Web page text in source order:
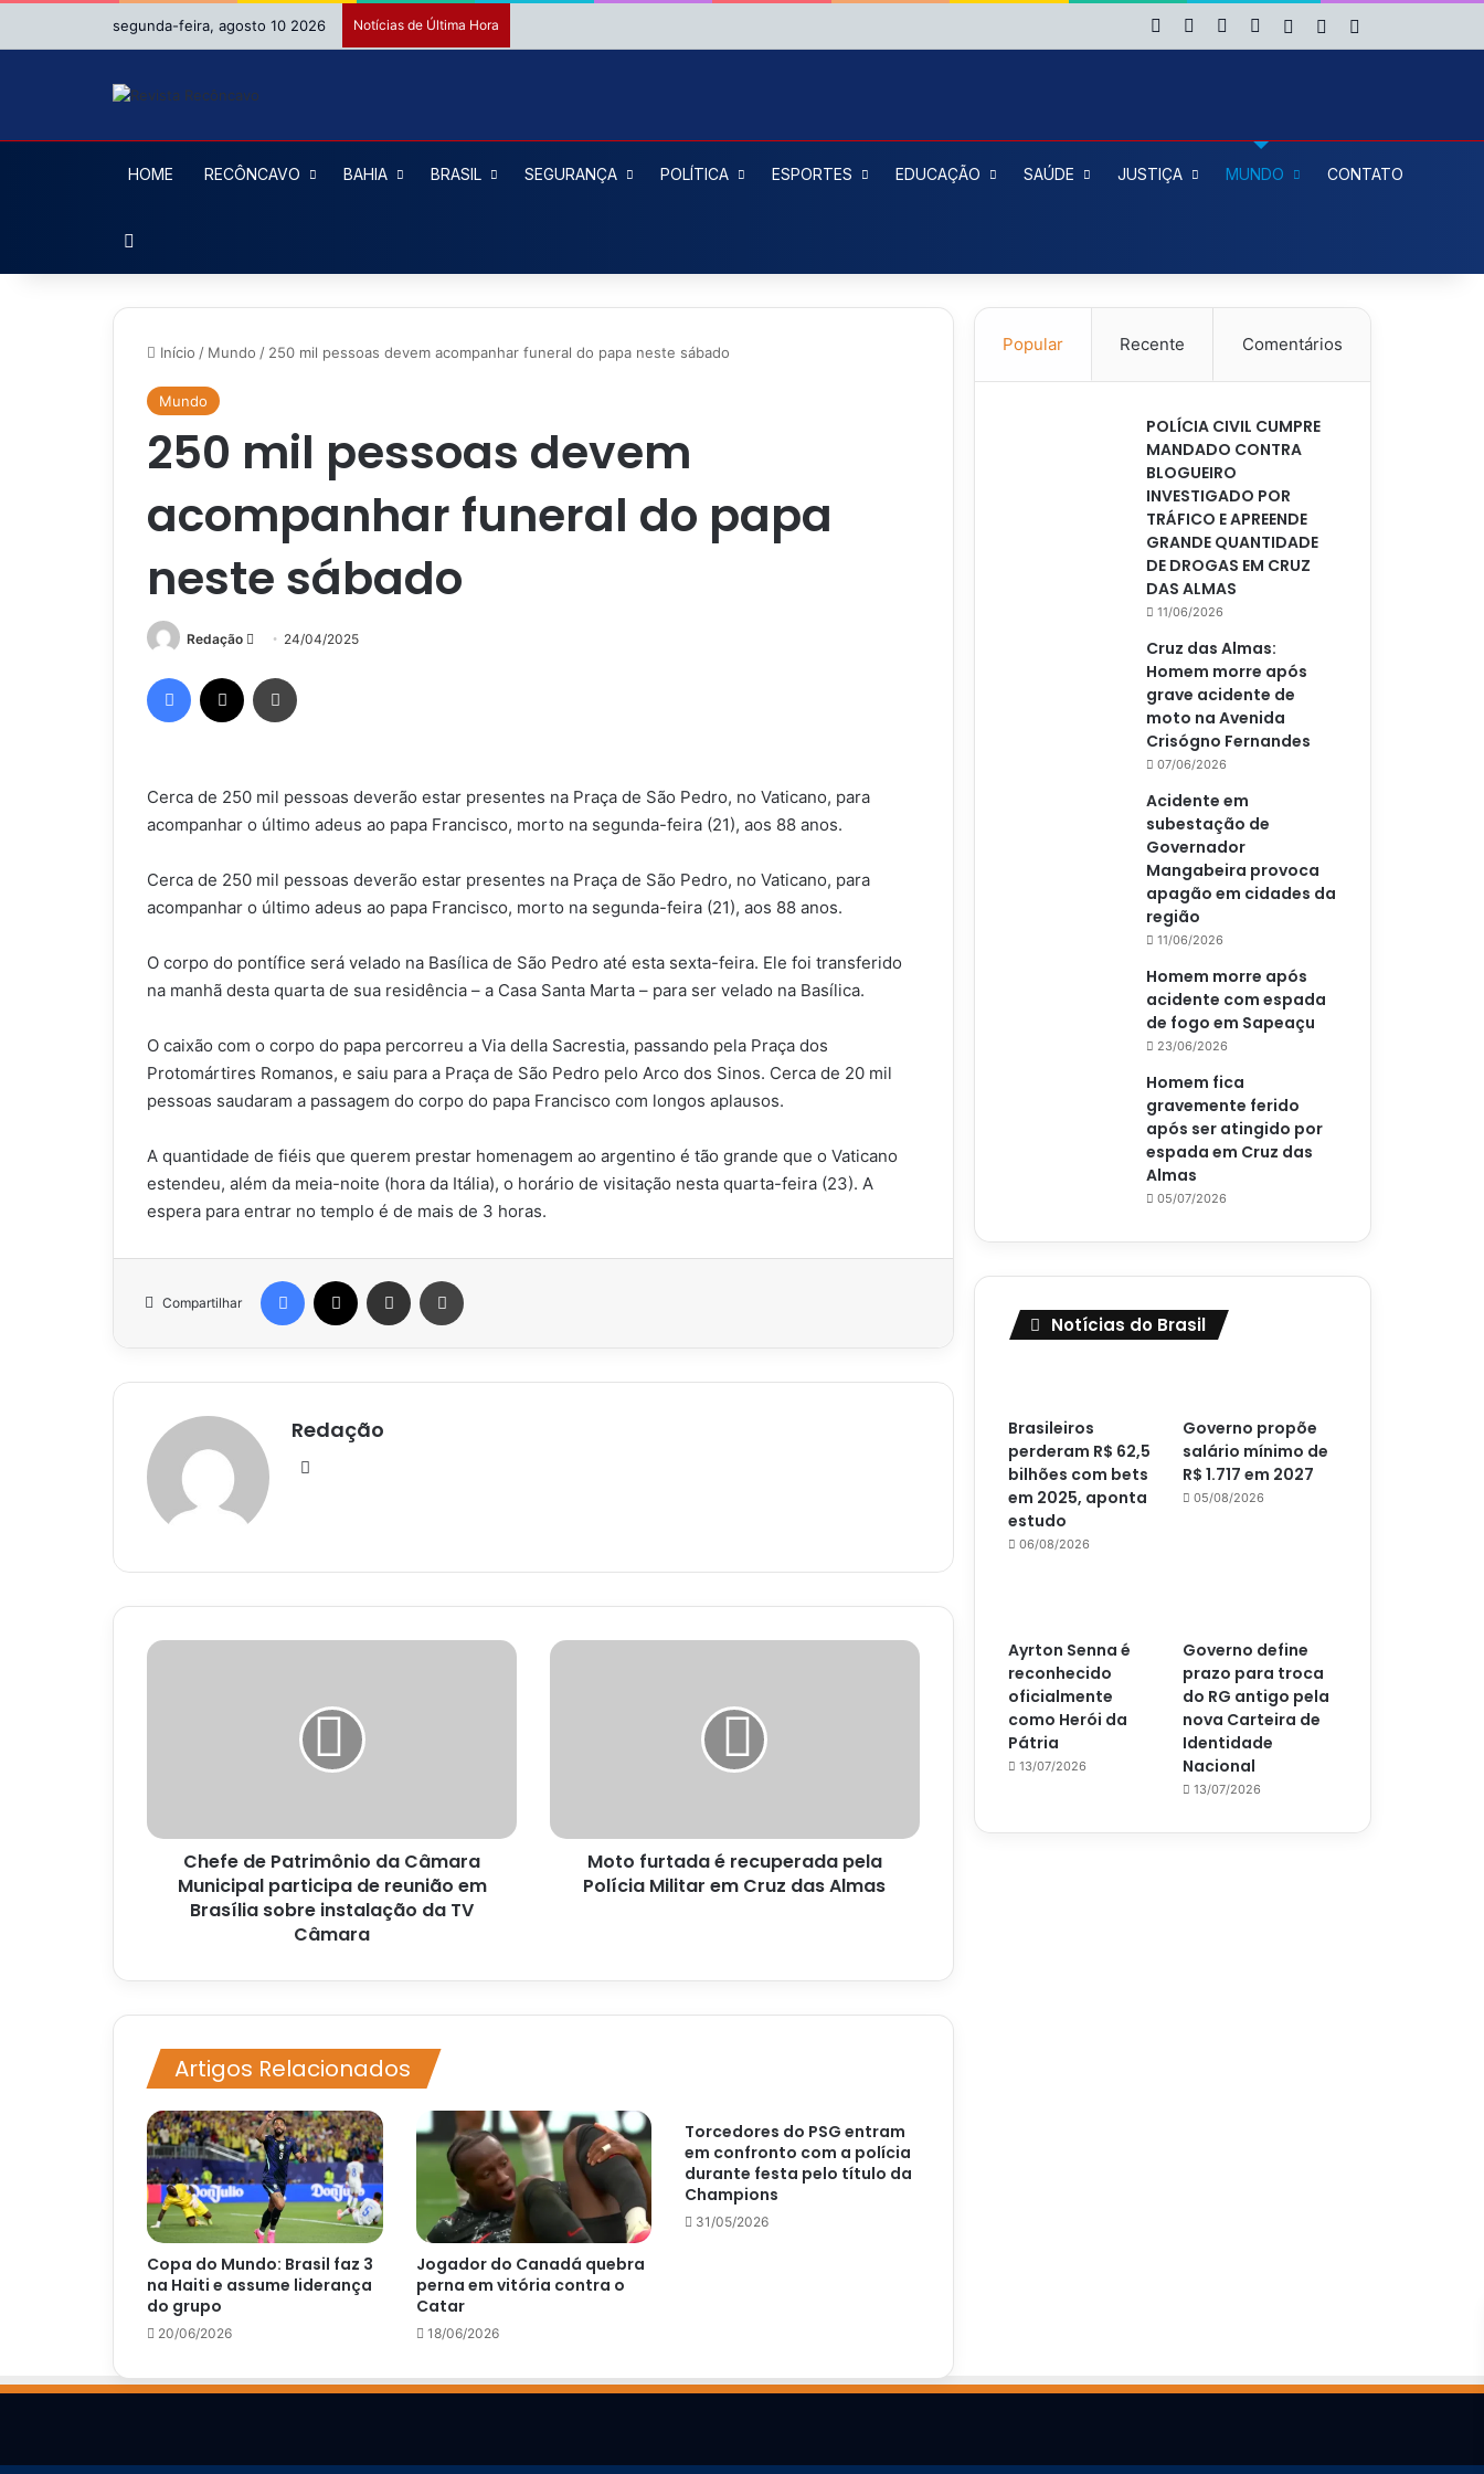
segunda-feira, agosto 10 2026 Notícias de Última Hora Facebook YouTubeInstagram
Entrar Artigo aleatório
HOME RECÔNCAVO BAHIA BRASIL SEGURANÇA POLÍTICA ESPORTES EDUCAÇÃO SAÚDE JUSTIÇA MUNDO CONTATO
Início / Mundo / 250 mil pessoas devem acompanhar funeral do papa neste sábado
Mundo
250 mil pessoas devem
acompanhar funeral do papa
neste sábado
Redação
Mande
e-
mail
24/04/2025
Facebook
Cerca de 250 mil pessoas deverão estar presentes na Praça de São Pedro, no Vaticano, para
acompanhar o último adeus ao papa Francisco, morto na segunda-feira (21), aos 88 anos.
Cerca de 250 mil pessoas deverão estar presentes na Praça de São Pedro, no Vaticano, para
acompanhar o último adeus ao papa Francisco, morto na segunda-feira (21), aos 88 anos.
O corpo do pontífice será velado na Basílica de São Pedro até esta sexta-feira. Ele foi transferido
na manhã desta quarta de sua residência – a Casa Santa Marta – para ser velado na Basílica.
O caixão com o corpo do papa percorreu a Via della Sacrestia, passando pela Praça dos
Protomártires Romanos, e saiu para a Praça de São Pedro pelo Arco dos Sinos. Cerca de 20 mil
pessoas saudaram a passagem do corpo do papa Francisco com longos aplausos.
A quantidade de fiéis que querem prestar homenagem ao argentino é tão grande que o Vaticano
estendeu, além da meia-noite (hora da Itália), o horário de visitação nesta quarta-feira (23). A
espera para entrar no templo é de mais de 3 horas.
Compartilhar
Facebook Compartilhar via e-mail
Redação
Chefe
reunião
Brasília
Chefe de Patrimônio da Câmara
Municipal participa de reunião em
Brasília sobre instalação da TV
Câmara
Moto
Cruz
Almas
Moto furtada é recuperada pela
Polícia Militar em Cruz das Almas
Artigos Relacionados
Copa do Mundo: Brasil faz 3
na Haiti e assume liderança
do grupo
20/06/2026
Jogador do Canadá quebra
perna em vitória contra o
Catar
18/06/2026
Torcedores do PSG entram
em confronto com a polícia
durante festa pelo título da
Champions
31/05/2026
Popular Recente Comentários
POLÍCIA CIVIL CUMPRE
MANDADO CONTRA
BLOGUEIRO
INVESTIGADO POR
TRÁFICO E APREENDE
GRANDE QUANTIDADE
DE DROGAS EM CRUZ
DAS ALMAS
11/06/2026
Cruz das Almas:
Homem morre após
grave acidente de
moto na Avenida
Crisógno Fernandes
07/06/2026
Acidente em
subestação de
Governador
Mangabeira provoca
apagão em cidades da
região
11/06/2026
Homem morre após
acidente com espada
de fogo em Sapeaçu
23/06/2026
Homem fica
gravemente ferido
após ser atingido por
espada em Cruz das
Almas
05/07/2026
Notícias do Brasil
Brasileiros
perderam R$ 62,5
bilhões com bets
em 2025, aponta
estudo
06/08/2026
Governo propõe
salário mínimo de
R$ 1.717 em 2027
05/08/2026
Ayrton Senna é
reconhecido
oficialmente
como Herói da
Pátria
13/07/2026
Governo define
prazo para troca
do RG antigo pela
nova Carteira de
Identidade
Nacional
13/07/2026